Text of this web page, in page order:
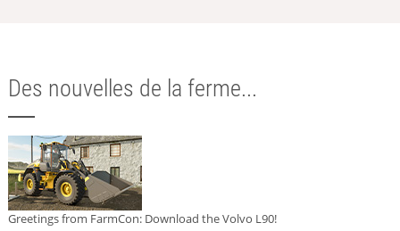
Des nouvelles de la ferme...
Greetings from FarmCon: Download the Volvo L90!